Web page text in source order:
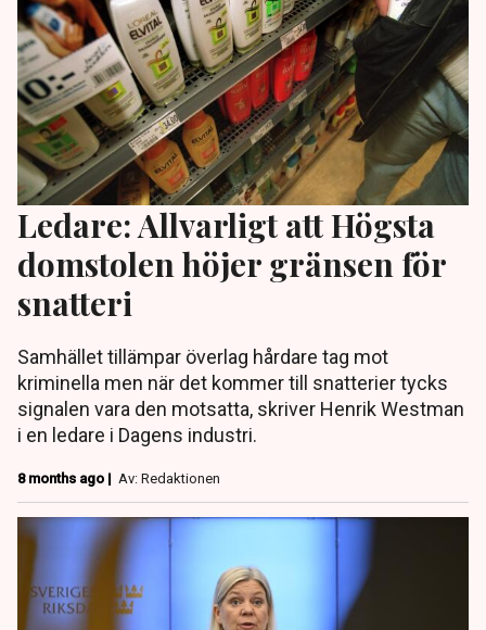
Ledare: Allvarligt att Högsta
domstolen höjer gränsen för
snatteri
Samhället tillämpar överlag hårdare tag mot
kriminella men när det kommer till snatterier tycks
signalen vara den motsatta, skriver Henrik Westman
i en ledare i Dagens industri.
8 months ago | Av: Redaktionen